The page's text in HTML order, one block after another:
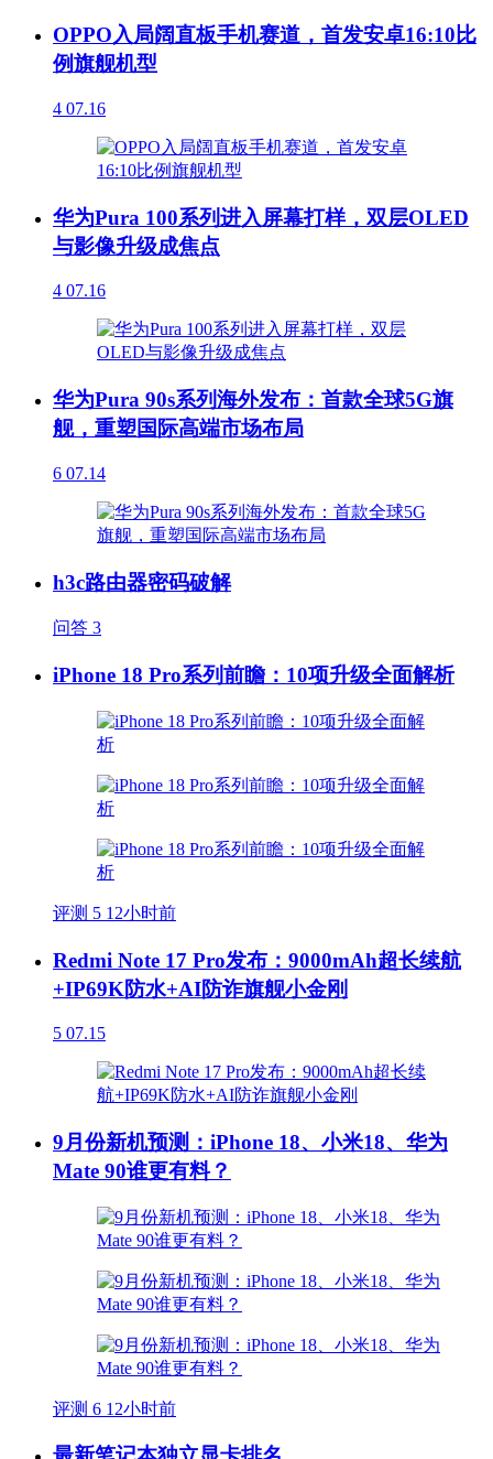
OPPO入局阔直板手机赛道，首发安卓16:10比
例旗舰机型
4 07.16
华为Pura 100系列进入屏幕打样，双层OLED
与影像升级成焦点
4 07.16
华为Pura 90s系列海外发布：首款全球5G旗
舰，重塑国际高端市场布局
6 07.14
h3c路由器密码破解
问答 3
iPhone 18 Pro系列前瞻：10项升级全面解析
评测 5 12小时前
Redmi Note 17 Pro发布：9000mAh超长续航
+IP69K防水+AI防诈旗舰小金刚
5 07.15
9月份新机预测：iPhone 18、小米18、华为
Mate 90谁更有料？
评测 6 12小时前